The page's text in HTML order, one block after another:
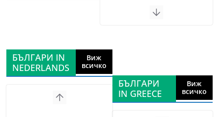
БЪЛГАРИ IN
NEDERLANDS
Виж
всичко
БЪЛГАРИ
IN GREECE
Виж
всичко